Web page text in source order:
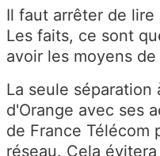
Il faut arrêter de lire
Les faits, ce sont
avoir les moyens
La seule séparation
d'Orange avec ses
de France Télécom
réseau. Cela